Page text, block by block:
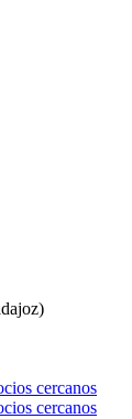
cercanos
cercanos